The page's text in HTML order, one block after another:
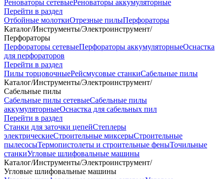
Реноваторы сетевыеРеноваторы аккумуляторные
Перейти в раздел
Отбойные молоткиОтрезные пилыПерфораторы
Каталог/Инструменты/Электроинструмент/
Перфораторы
Перфораторы сетевыеПерфораторы аккумуляторныеОснастка
для перфораторов
Перейти в раздел
Пилы торцовочныеРейсмусовые станкиСабельные пилы
Каталог/Инструменты/Электроинструмент/
Сабельные пилы
Сабельные пилы сетевыеСабельные пилы
аккумуляторныеОснастка для сабельных пил
Перейти в раздел
Станки для заточки цепейСтеплеры
электрическиеСтроительные миксерыСтроительные
пылесосыТермопистолеты и строительные феныТочильные
станкиУгловые шлифовальные машины
Каталог/Инструменты/Электроинструмент/
Угловые шлифовальные машины